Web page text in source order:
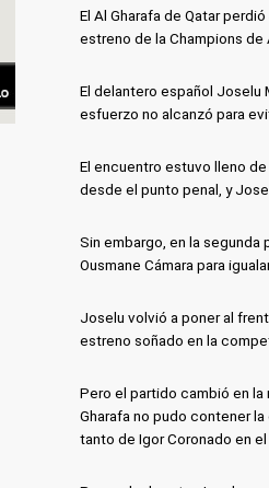
El Al Gharafa de Qatar
estreno de la Champions de
El delantero español Joselu
esfuerzo no alcanzó para
El encuentro estuvo lleno
desde el punto penal, y
Sin embargo, en la segunda
Ousmane Cámara para
Joselu volvió a poner al
estreno soñado en la
Pero el partido cambió en la
Gharafa no pudo contener
tanto de Igor Coronado en